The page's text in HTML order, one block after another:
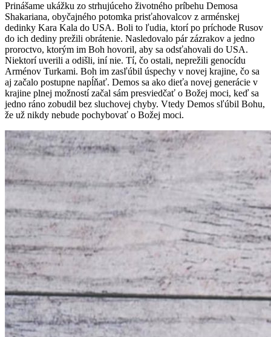
Prinášame ukážku zo strhujúceho životného príbehu Demosa
Shakariana, obyčajného potomka prisťahovalcov z arménskej
dedinky Kara Kala do USA. Boli to ľudia, ktorí po príchode Rusov
do ich dediny prežili obrátenie. Nasledovalo pár zázrakov a jedno
proroctvo, ktorým im Boh hovoril, aby sa odsťahovali do USA.
Niektorí uverili a odišli, iní nie. Tí, čo ostali, neprežili genocídu
Arménov Turkami. Boh im zasľúbil úspechy v novej krajine, čo sa
aj začalo postupne napĺňať. Demos sa ako dieťa novej generácie v
krajine plnej možností začal sám presviedčať o Božej moci, keď sa
jedno ráno zobudil bez sluchovej chyby. Vtedy Demos sľúbil Bohu,
že už nikdy nebude pochybovať o Božej moci.